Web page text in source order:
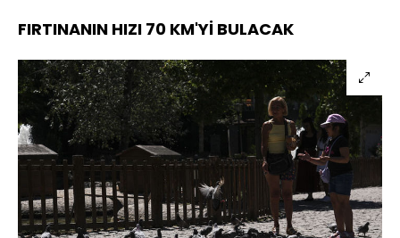
FIRTINANIN HIZI 70 KM'Yİ BULACAK